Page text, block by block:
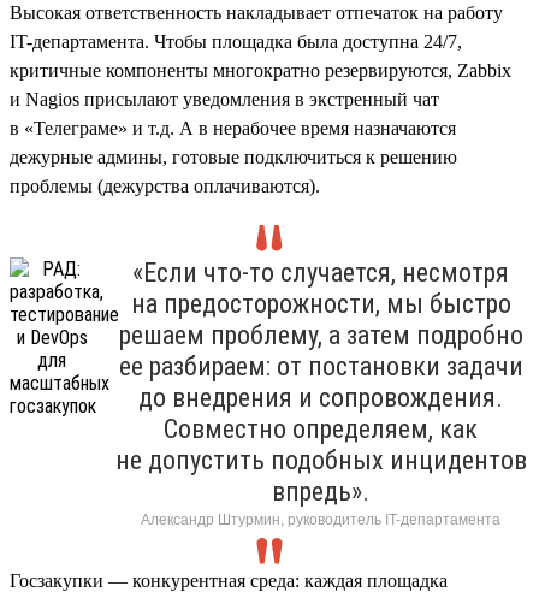
Высокая ответственность накладывает отпечаток на работу
IT-департамента. Чтобы площадка была доступна 24/7,
критичные компоненты многократно резервируются, Zabbix
и Nagios присылают уведомления в экстренный чат
в «Телеграме» и т.д. А в нерабочее время назначаются
дежурные админы, готовые подключиться к решению
проблемы (дежурства оплачиваются).
«Если что-то случается, несмотря
на предосторожности, мы быстро
решаем проблему, а затем подробно
ее разбираем: от постановки задачи
до внедрения и сопровождения.
Совместно определяем, как
не допустить подобных инцидентов
впредь».
Александр Штурмин, руководитель IT-департамента
Госзакупки — конкурентная среда: каждая площадка